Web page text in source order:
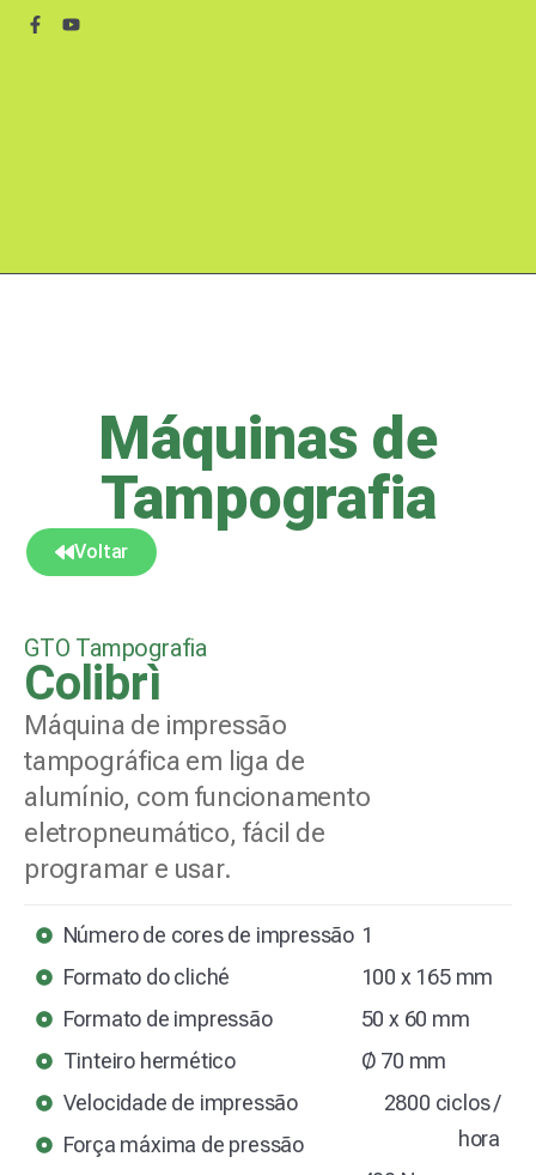
Máquinas de
Tampografia
Voltar
GTO Tampografia
Colibrì
Máquina de impressão
tampográfica em liga de
alumínio, com funcionamento
eletropneumático, fácil de
programar e usar.
Número de cores de impressão
Formato do cliché
Formato de impressão
Tinteiro hermético
Velocidade de impressão
Força máxima de pressão
1
100 x 165 mm
50 x 60 mm
Ø 70 mm
2800 ciclos /
hora